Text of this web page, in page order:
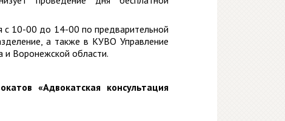
с 10-00 до 14-00 по предварительной
а также в КУВО Управление
и Воронежской области.
«Адвокатская консультация